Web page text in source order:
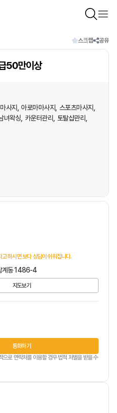
스크랩 공유
50만이상
사지 아로마마사지
스포츠마사지
녀왁싱 카운터관리
토탈샵관리
하시면 보다 상담이 쉬워집니다.
계동 1486-4
지도보기
통화하기
으로 연락처를 이용할 경우 법적 처벌을 받을 수